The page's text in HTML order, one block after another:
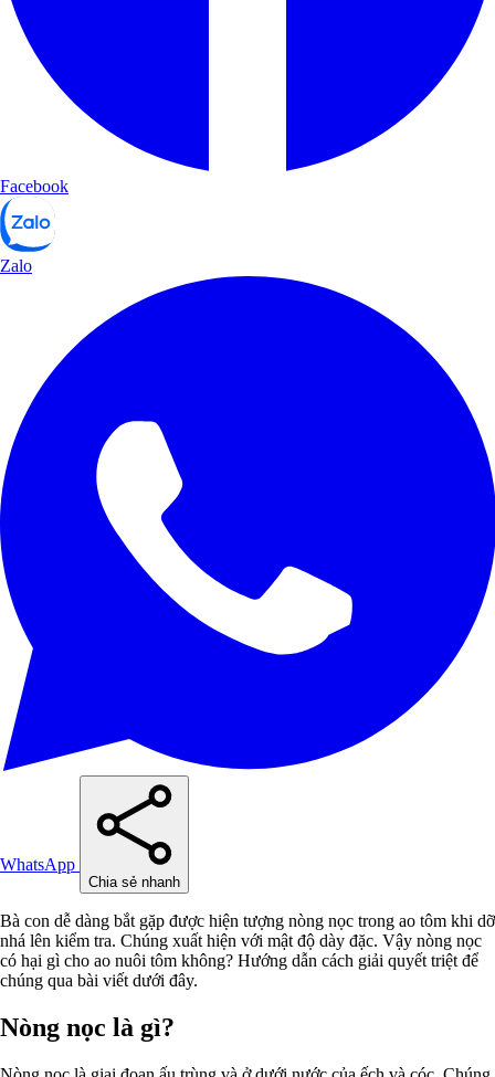
Facebook
Zalo
WhatsApp
Chia sẻ nhanh
Bà con dễ dàng bắt gặp được hiện tượng nòng nọc trong ao tôm khi dỡ
nhá lên kiểm tra. Chúng xuất hiện với mật độ dày đặc. Vậy nòng nọc
có hại gì cho ao nuôi tôm không? Hướng dẫn cách giải quyết triệt để
chúng qua bài viết dưới đây.
Nòng nọc là gì?